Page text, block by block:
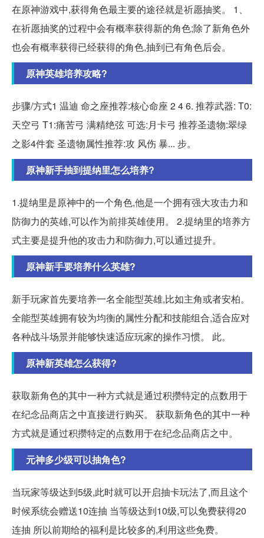
在原神游戏中,获得角色最主要的途径就是祈愿抽奖。 1、
在祈愿抽奖的过程中会有概率获得新的角色;除了新角色外
也会有概率获得已经获得的角色,抽到已有角色后会。
原神英雄培养攻略?
步骤/方式1 温迪 命之座推荐:核心命座 2 4 6. 推荐武器: T0:
天空弓 T1:痛苦弓 满精绝弦 可选:月卡弓 推荐圣遗物:翠绿
之影4件套 圣遗物属性推荐:攻 风伤 暴... 步。
原神新手抽到提纳里怎么培养?
1.提纳里是原神中的一个角色,他是一个拥有强大攻击力和
防御力的英雄,可以作为前排英雄使用。 2.提纳里的培养方
式主要是提升他的攻击力和防御力,可以通过提升。
原神新手要培养什么英雄?
新手玩家首先要培养一名全能型英雄,比如主角或者安柏。
全能型英雄拥有较为均衡的属性分配和技能组合,适合应对
各种战斗场景并能够快速适应玩家的操作习惯。 此。
原神新英雄怎么获得?
获取新角色的其中一种方式就是通过积攒特定的点数用于
在纪念品商店之中直接进行购买。 获取新角色的其中一种
方式就是通过积攒特定的点数用于在纪念品商店之中。
元神多少级可以抽角色?
当玩家等级达到5级,此时就可以开启抽卡玩法了,而且这个
时候系统会赠送10连抽 当等级达到10级,可以免费获得20
连抽 所以前期给的福利是比较多的,利用这些免费。